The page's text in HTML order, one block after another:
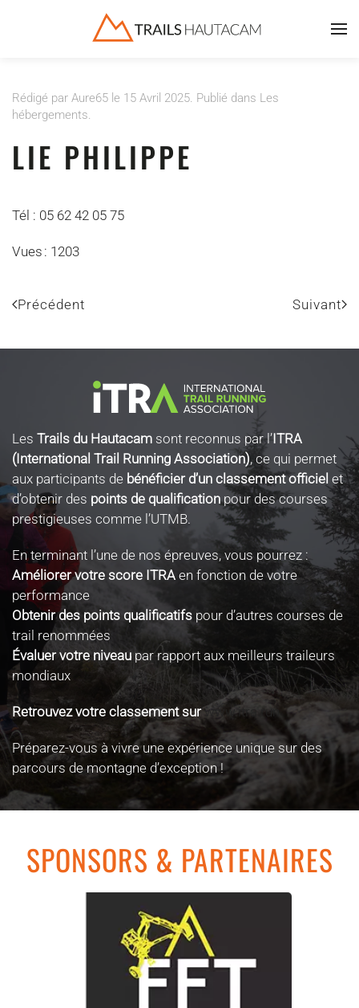
Accéder au contenu principal
Rédigé par Aure65 le 15 Avril 2025. Publié dans Les
hébergements.
LIE PHILIPPE
Tél : 05 62 42 05 75
Vues : 1203
Précédent Suivant
Les Trails du Hautacam sont reconnus par l’ITRA
(International Trail Running Association), ce qui permet
aux participants de bénéficier d’un classement officiel et
d’obtenir des points de qualificationpour des courses
prestigieuses comme l’UTMB.
En terminant l’une de nos épreuves, vous pourrez :
Améliorer votre score ITRA en fonction de votre
performance
Obtenir des points qualificatifs pour d’autres courses de
trail renommées
Évaluer votre niveau par rapport aux meilleurs traileurs
mondiaux
Retrouvez votre classement sur www.itra.run
Préparez-vous à vivre une expérience unique sur des
parcours de montagne d’exception !
SPONSORS & PARTENAIRES